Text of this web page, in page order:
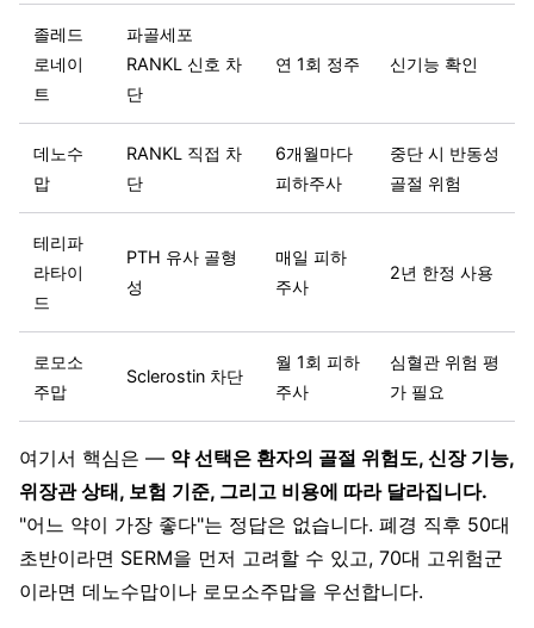
졸레드
로네이
트
파골세포
RANKL 신호 차
단
연 1회 정주 신기능 확인
데노수
맙
RANKL 직접 차
단
6개월마다
피하주사
중단 시 반동성
골절 위험
테리파
라타이
드
PTH 유사 골형
성
매일 피하
주사
2년 한정 사용
로모소
주맙
Sclerostin 차단
월 1회 피하
주사
심혈관 위험 평
가 필요
여기서 핵심은 — 약 선택은 환자의 골절 위험도, 신장 기능,
위장관 상태, 보험 기준, 그리고 비용에 따라 달라집니다.
"어느 약이 가장 좋다"는 정답은 없습니다. 폐경 직후 50대
초반이라면 SERM을 먼저 고려할 수 있고, 70대 고위험군
이라면 데노수맙이나 로모소주맙을 우선합니다.